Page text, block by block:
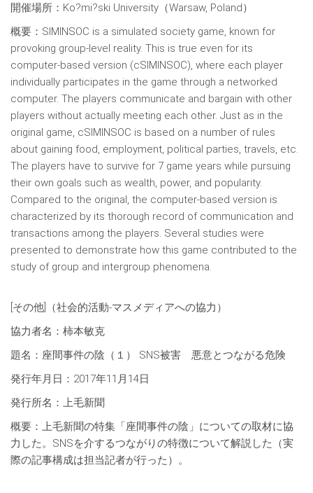
開催場所：Ko?mi?ski University（Warsaw, Poland）
概要：SIMINSOC is a simulated society game, known for
provoking group-level reality. This is true even for its
computer-based version (cSIMINSOC), where each player
individually participates in the game through a networked
computer. The players communicate and bargain with other
players without actually meeting each other. Just as in the
original game, cSIMINSOC is based on a number of rules
about gaining food, employment, political parties, travels, etc.
The players have to survive for 7 game years while pursuing
their own goals such as wealth, power, and popularity.
Compared to the original, the computer-based version is
characterized by its thorough record of communication and
transactions among the players. Several studies were
presented to demonstrate how this game contributed to the
study of group and intergroup phenomena.
[その他]（社会的活動-マスメディアへの協力）
協力者名：柿本敏克
題名：座間事件の陰（１） SNS被害 悪意とつながる危険
発行年月日：2017年11月14日
発行所名：上毛新聞
概要：上毛新聞の特集「座間事件の陰」についての取材に協
力した。SNSを介するつながりの特徴について解説した（実
際の記事構成は担当記者が行った）。